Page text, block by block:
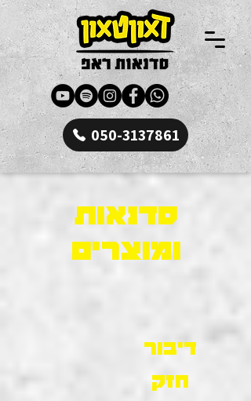
050-3137861
סדנאות
ומוצרים
דיבור
חזק